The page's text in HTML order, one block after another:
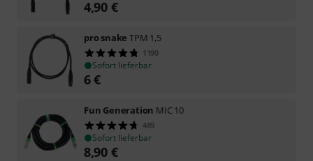
4,90 €
pro snake TPM 1,5
1190
Sofort lieferbar
6€
Fun Generation MIC 10
489
Sofort lieferbar
8,90 €